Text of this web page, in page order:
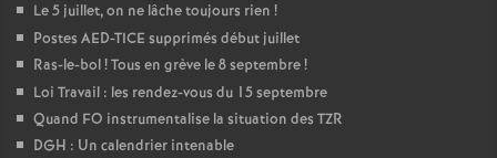
Le 5 juillet, on ne lâche toujours rien !
Postes AED-TICE supprimés début juillet
Ras-le-bol! Tous en grève le 8 septembre!
Loi Travail : les rendez-vous du 15 septembre
Quand FO instrumentalise la situation des TZR
DGH : Un calendrier intenable